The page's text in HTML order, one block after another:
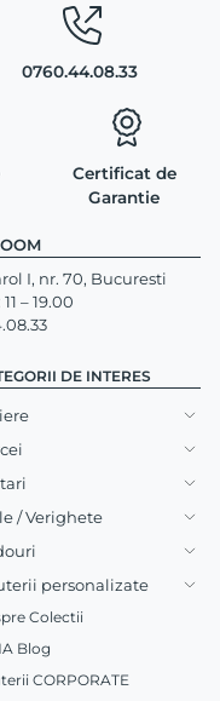
0760.44.08.33
Certificat de
Garantie
I, nr. 70, Bucuresti
– 19.00
DE INTERES
/ Verighete
personalizate
Colectii
Blog
CORPORATE